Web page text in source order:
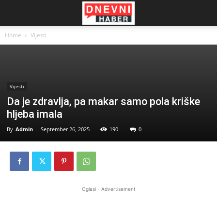
Home Vijesti
Vijesti
Da je zdravlja, pa makar samo pola kriške
hljeba imala
By Admin - September 26, 2025 190 0
Oglasi - Advertisement